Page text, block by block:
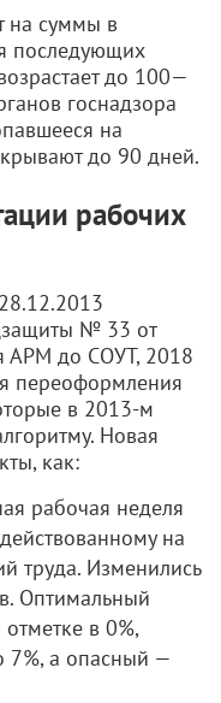
на суммы в
последующих
до 100—
госнадзора
на
до 90 дней.
рабочих
№ 33 от
АРМ до СОУТ, 2018
переоформления
в 2013-м
Новая
как:
рабочая неделя
на
труда. Изменились
Оптимальный
в 0%,
7%, а опасный —